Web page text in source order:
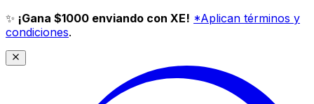
✨ ¡Gana $1000 enviando con XE! *Aplican términos y
condiciones.